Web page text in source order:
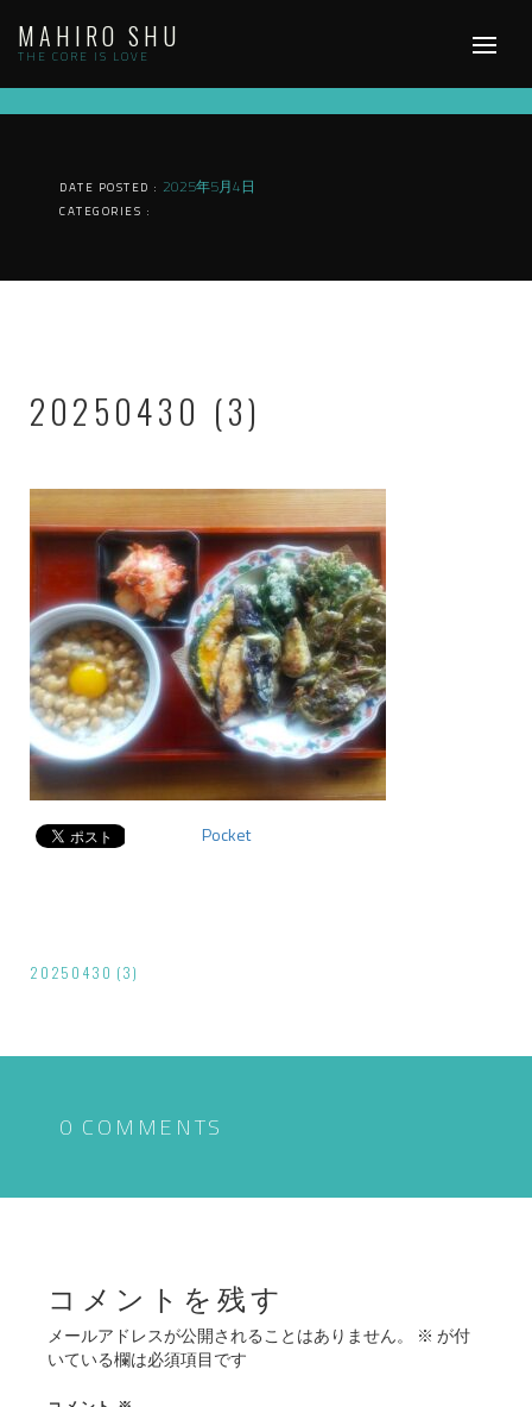
content
MAHIRO SHU
THE CORE IS LOVE
DATE POSTED : 2025年5月4日
CATEGORIES :
20250430 (3)
Pocket
投
ナ
シ
20250430 (3)
0 COMMENTS
コメントを残す
メールアドレスが公開されることはありません。 ※ が付
いている欄は必須項目です